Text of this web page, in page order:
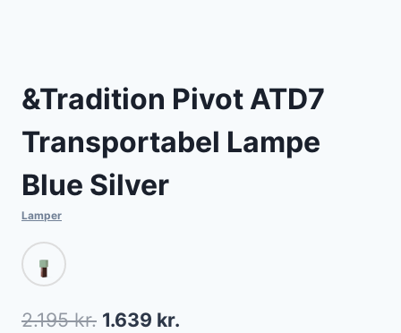
&Tradition Pivot ATD7
Transportabel Lampe
Blue Silver
Lamper
2.195kr. Den
1.639 kr.